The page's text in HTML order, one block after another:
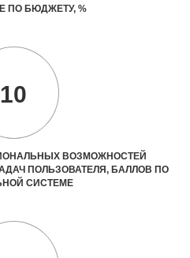
ПО БЮДЖЕТУ, %
10
ВОЗМОЖНОСТЕЙ
ПОЛЬЗОВАТЕЛЯ, БАЛЛОВ ПО
СИСТЕМЕ